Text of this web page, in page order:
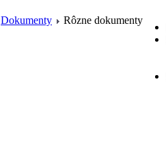
Dokumenty Rôzne dokumenty